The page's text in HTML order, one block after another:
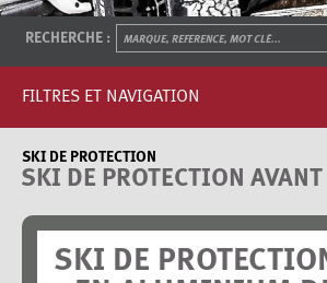
RECHERCHE :
FILTRES ET NAVIGATION
SKI DE PROTECTION
SKI DE PROTECTION AVANT
SKI DE